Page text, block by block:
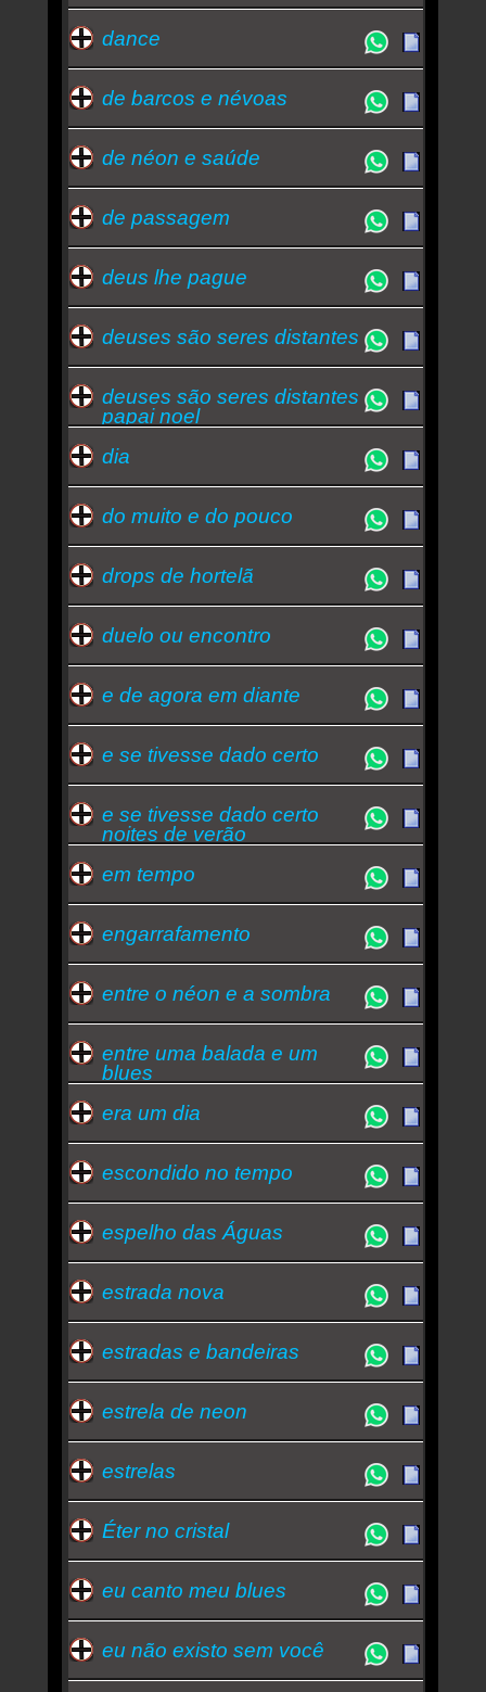
dance
de barcos e névoas
de néon e saúde
de passagem
deus lhe pague
deuses são seres distantes
deuses são seres distantes
papai noel
dia
do muito e do pouco
drops de hortelã
duelo ou encontro
e de agora em diante
e se tivesse dado certo
e se tivesse dado certo
noites de verão
em tempo
engarrafamento
entre o néon e a sombra
entre uma balada e um
blues
era um dia
escondido no tempo
espelho das Águas
estrada nova
estradas e bandeiras
estrela de neon
estrelas
Éter no cristal
eu canto meu blues
eu não existo sem você